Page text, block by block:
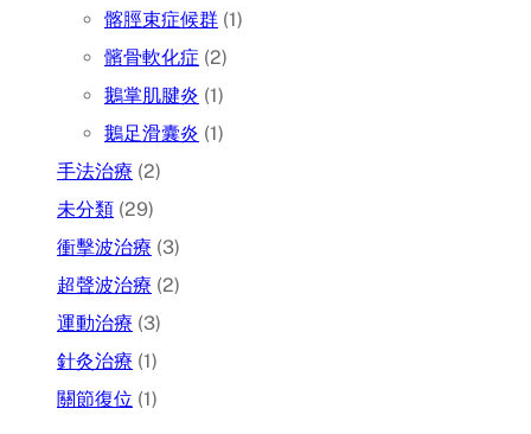
髂脛束症候群 (1)
髕骨軟化症 (2)
鵝掌肌腱炎 (1)
鵝足滑囊炎 (1)
手法治療 (2)
未分類 (29)
衝擊波治療 (3)
超聲波治療 (2)
運動治療 (3)
針灸治療 (1)
關節復位 (1)